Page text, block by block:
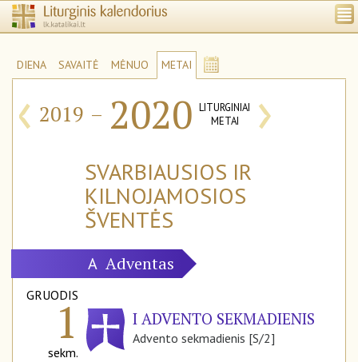
DIENA SAVAITĖ MĖNUO METAI
‹ 2019 – 2020 LITURGINIAI
METAI
›
SVARBIAUSIOS IR
KILNOJAMOSIOS
ŠVENTĖS
A Adventas
GRUODIS
1
sekm.
I ADVENTO SEKMADIENIS
Advento sekmadienis [S/2]